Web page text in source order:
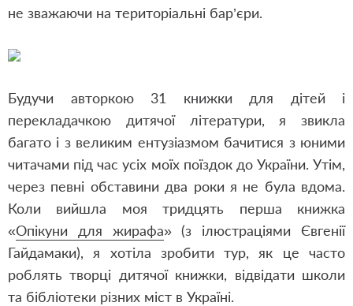
не зважаючи на територіальні бар’єри.
Будучи авторкою 31 книжки для дітей і
перекладачкою дитячої літератури, я звикла
багато і з великим ентузіазмом бачитися з юними
читачами під час усіх моїх поїздок до України. Утім,
через певні обставини два роки я не була вдома.
Коли вийшла моя тридцять перша книжка
«Опікуни для жирафа» (з ілюстраціями Євгенії
Гайдамаки), я хотіла зробити тур, як це часто
роблять творці дитячої книжки, відвідати школи
та бібліотеки різних міст в Україні.